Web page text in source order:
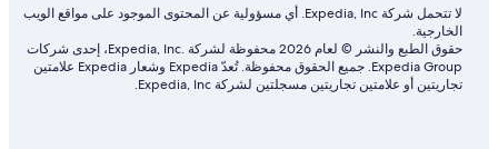
لا تتحمل شركة Expedia, Inc. أي مسؤولية عن المحتوى الموجود على مواقع الويب
الخارجية.
حقوق الطبع والنشر © لعام 2026 محفوظة لشركة .Expedia, Inc، إحدى شركات
Expedia Group. جميع الحقوق محفوظة. تُعدّ Expedia وشعار Expedia علامتين
تجاريتين أو علامتين تجاريتين مسجلتين لشركة Expedia, Inc.